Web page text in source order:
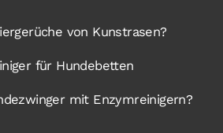
von Kunstrasen?
für Hundebetten
mit Enzymreinigern?